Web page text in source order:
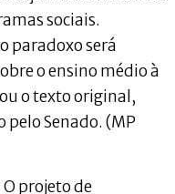
sociais.
paradoxo será
o ensino médio à
o texto original,
pelo Senado. (MP
projeto de